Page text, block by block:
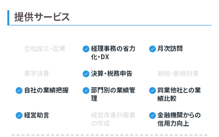
提供サービス
会社設立・起業
経理事務の省力
化・DX
月次訪問
黒字決算 決算・税務申告
納税・節税対策
自社の業績把握
部門別の業績管
理
同業他社との業
績比較
経営助言
経営改善計画書
の作成
金融機関からの
信用力向上